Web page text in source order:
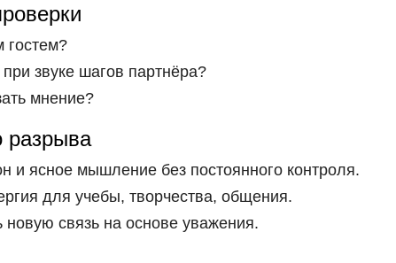
гостем?
звуке шагов партнёра?
мнение?
разрыва
и ясное мышление без постоянного контроля.
для учебы, творчества, общения.
связь на основе уважения.